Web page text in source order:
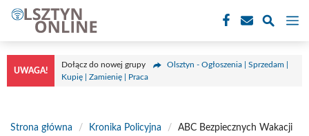
Przejdź
treści
UWAGA!
Dołącz do nowej grupy
Olsztyn - Ogłoszenia | Sprzedam |
Kupię | Zamienię | Praca
Strona główna / Kronika Policyjna /
ABC Bezpiecznych Wakacji